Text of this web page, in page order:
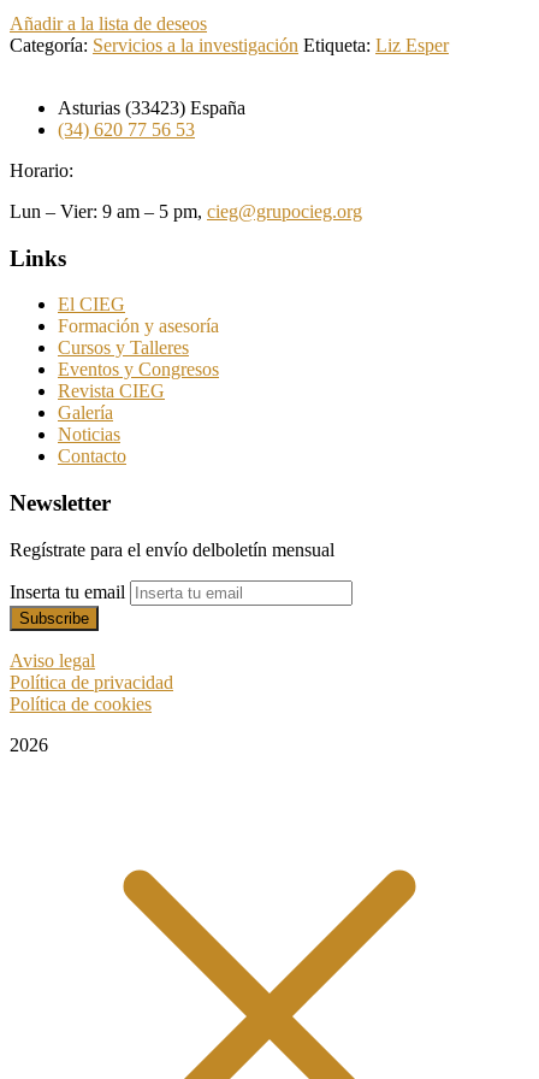
Añadir a la lista de deseos
Categoría: Servicios a la investigación Etiqueta: Liz Esper
Asturias (33423) España
(34) 620 77 56 53
Horario:
Lun – Vier: 9 am – 5 pm, cieg@grupocieg.org
Links
El CIEG
Formación y asesoría
Cursos y Talleres
Eventos y Congresos
Revista CIEG
Galería
Noticias
Contacto
Newsletter
Regístrate para el envío delboletín mensual
Inserta tu email
Aviso legal
Política de privacidad
Política de cookies
2026